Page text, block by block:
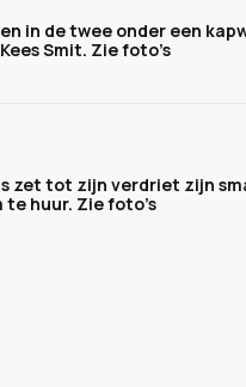
in de twee onder een
Smit. Zie foto’s
zet tot zijn verdriet zijn
te huur. Zie foto’s